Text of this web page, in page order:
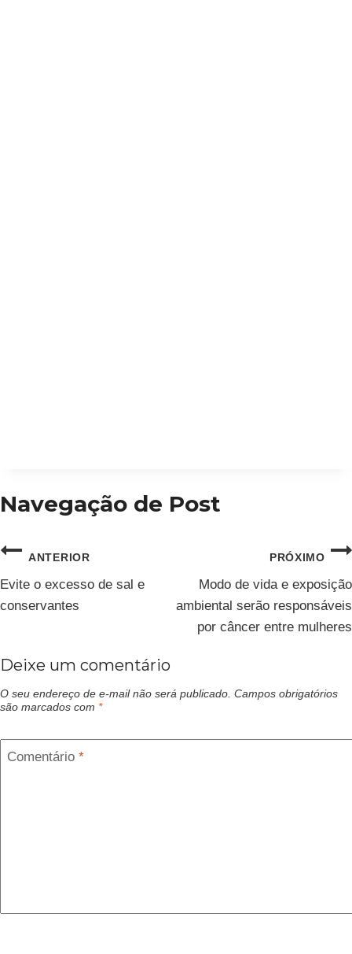
Navegação de Post
ANTERIOR
Evite o excesso de sal e
conservantes
PRÓXIMO
Modo de vida e exposição
ambiental serão responsáveis
por câncer entre mulheres
Deixe um comentário
O seu endereço de e-mail não será publicado. Campos obrigatórios
são marcados com *
Comentário *